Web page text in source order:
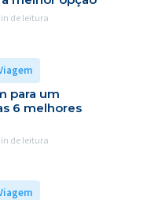
de leitura
para um
6 melhores
de leitura